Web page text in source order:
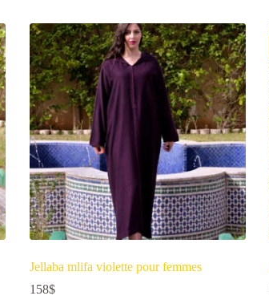
Jellaba mlifa violette pour femmes
158$